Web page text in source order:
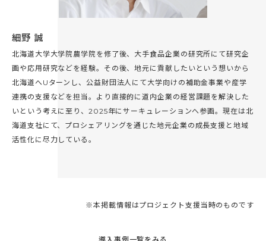
細野 誠
北海道大学大学院農学院を修了後、大手食品企業の研究所にて研究企
画や応用研究などを経験。その後、地元に貢献したいという想いから
北海道へUターンし、公益財団法人にて大学向けの補助金事業や産学
連携の支援などを担当。より直接的に道内企業の経営課題を解決した
いという考えに至り、2025年にサーキュレーションへ参画。現在は北
海道支社にて、プロシェアリングを通じた地元企業の成長支援と地域
活性化に尽力している。
※本掲載情報はプロジェクト支援当時のものです